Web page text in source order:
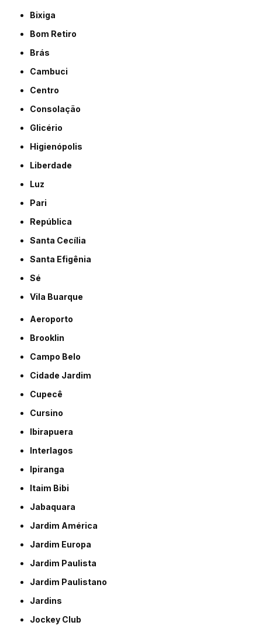
Bixiga
Bom Retiro
Brás
Cambuci
Centro
Consolação
Glicério
Higienópolis
Liberdade
Luz
Pari
República
Santa Cecília
Santa Efigênia
Sé
Vila Buarque
Aeroporto
Brooklin
Campo Belo
Cidade Jardim
Cupecê
Cursino
Ibirapuera
Interlagos
Ipiranga
Itaim Bibi
Jabaquara
Jardim América
Jardim Europa
Jardim Paulista
Jardim Paulistano
Jardins
Jockey Club